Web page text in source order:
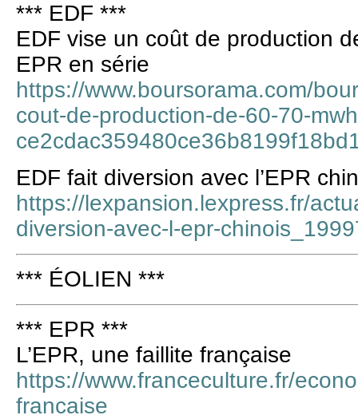
*** EDF ***
EDF vise un coût de production
EPR en série
https://www.boursorama.com/
cout-de-production-de-60-70-
EDF fait diversion avec l’EPR
https://lexpansion.lexpress.fr/
diversion-avec-l-epr-
*** ÉOLIEN ***
*** EPR ***
L’EPR, une faillite française
https://www.franceculture.fr/
francaise